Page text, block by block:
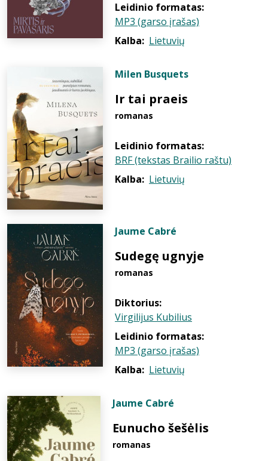
Leidinio formatas:
MP3 (garso įrašas)
Kalba: Lietuvių
Milen Busquets
Ir tai praeis
romanas
Leidinio formatas:
BRF (tekstas Brailio raštu)
Kalba: Lietuvių
Jaume Cabré
Sudegę ugnyje
romanas
Diktorius:
Virgilijus Kubilius
Leidinio formatas:
MP3 (garso įrašas)
Kalba: Lietuvių
Jaume Cabré
Eunucho šešėlis
romanas